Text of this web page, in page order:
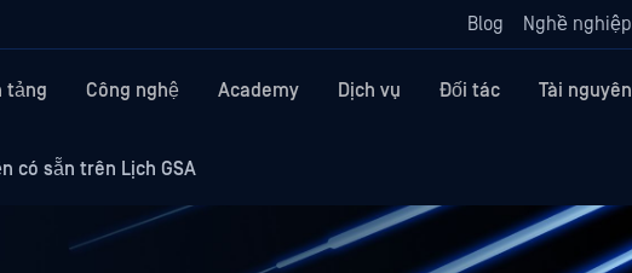
Blog Nghề nghiệp
tảng Công nghệ Academy Dịch vụ Đối tác Tài nguyên
có sẵn trên Lịch GSA